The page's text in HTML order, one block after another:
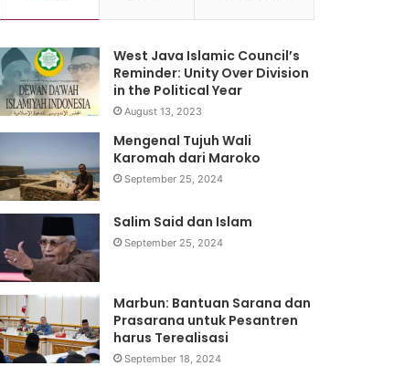
West Java Islamic Council’s
Reminder: Unity Over Division
in the Political Year
August 13, 2023
Mengenal Tujuh Wali
Karomah dari Maroko
September 25, 2024
Salim Said dan Islam
September 25, 2024
Marbun: Bantuan Sarana dan
Prasarana untuk Pesantren
harus Terealisasi
September 18, 2024